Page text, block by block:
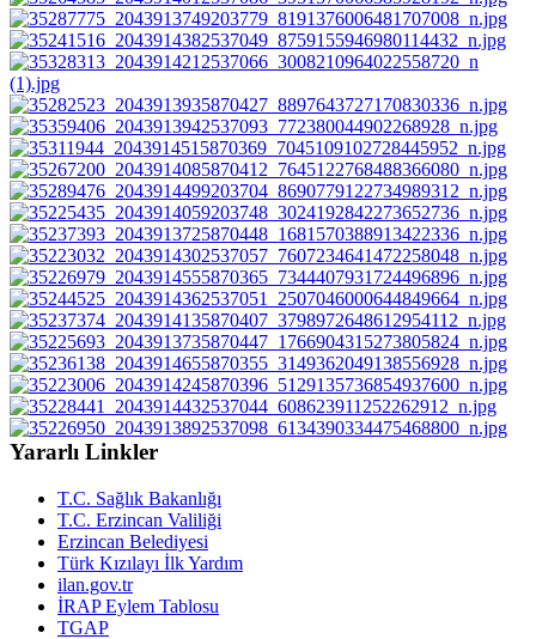
Yararlı Linkler
T.C. Sağlık Bakanlığı
T.C. Erzincan Valiliği
Erzincan Belediyesi
Türk Kızılayı İlk Yardım
ilan.gov.tr
İRAP Eylem Tablosu
TGAP